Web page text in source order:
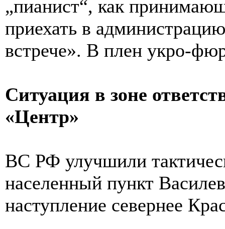
„пианист“, как
приехать в
встрече». В плен укро-
Ситуация в зоне
«Центр»
ВС РФ улучшили
населенный пункт
наступление севернее